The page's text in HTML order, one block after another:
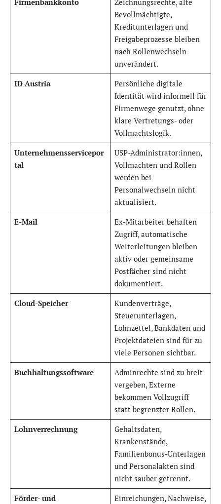
Firmenbankkonto
Zeichnungsrechte, alte
Bevollmächtigte,
Kreditunterlagen und
Freigabeprozesse bleiben
nach Rollenwechseln
unverändert.
ID Austria
Persönliche digitale
Identität wird informell für
Firmenwege genutzt, ohne
klare Vertretungs- oder
Vollmachtslogik.
Unternehmensservicepor
tal
USP-Administrator:innen,
Vollmachten und Rollen
werden bei
Personalwechseln nicht
aktualisiert.
E-Mail
Ex-Mitarbeiter behalten
Zugriff, automatische
Weiterleitungen bleiben
aktiv oder gemeinsame
Postfächer sind nicht
dokumentiert.
Cloud-Speicher
Kundenverträge,
Steuerunterlagen,
Lohnzettel, Bankdaten und
Projektdateien sind für zu
viele Personen sichtbar.
Buchhaltungssoftware
Adminrechte sind zu breit
vergeben, Externe
bekommen Vollzugriff
statt begrenzter Rollen.
Lohnverrechnung
Gehaltsdaten,
Krankenstände,
Familienbonus-Unterlagen
und Personalakten sind
nicht sauber getrennt.
Förder- und
Einreichungen, Nachweise,